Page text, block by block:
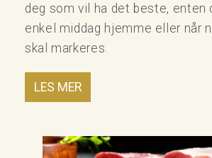
deg som vil ha det beste, enten
enkel middag hjemme eller når
skal markeres.
LES MER